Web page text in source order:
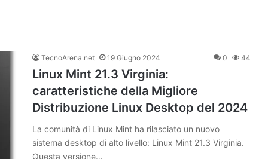
TecnoArena.net 19 Giugno 2024 0 44
Linux Mint 21.3 Virginia:
caratteristiche della Migliore
Distribuzione Linux Desktop del 2024
La comunità di Linux Mint ha rilasciato un nuovo
sistema desktop di alto livello: Linux Mint 21.3 Virginia.
Questa versione…